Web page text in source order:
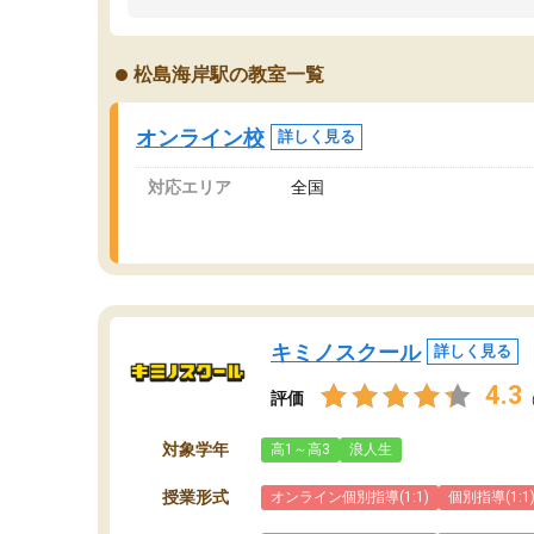
オンラインツールを使用した単語帳の共有があ
り宿題もそちらで出される形でした。
2ヶ月で担当講師の方がお辞めになると言う事で
講師変更の申し出があり、あまりに短期での変
更だった為、塾に通う事にして退会しました。
遅れも取り戻せ、授業内容や講師の方は良かっ
ま
松島海岸駅の教室一覧
オンライン校 詳しく見る
対応エリア 全国
キミノスクール 詳しく見る
評価 4.3
対象学年 高1～高3 浪人生
授業形式 オンライン個別指導(1:1) 個別指導(1:1)